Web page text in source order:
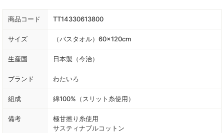
商品コード TT14330613800
サイズ （バスタオル）60×120cm
生産国 日本製（今治）
ブランド わたいろ
組成 綿100%（スリット糸使用）
備考
極甘撚り糸使用
サスティナブルコットン